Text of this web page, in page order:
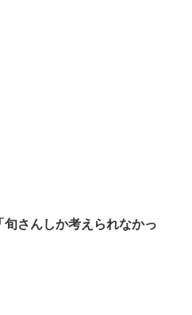
さんしか考えられなかっ